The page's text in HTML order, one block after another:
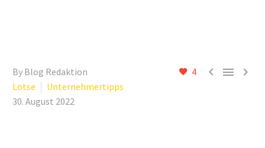
4   
By Blog Redaktion
Lotse
Unternehmertipps
30. August 2022